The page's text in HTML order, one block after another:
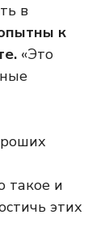
в
к
«Это
такое и
этих